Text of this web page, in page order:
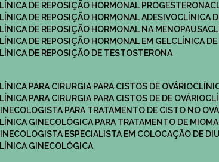
CLÍNICA DE REPOSIÇÃO HORMONAL PROGESTERONA
CLÍNICA DE REPOSIÇÃO HORMONAL ADESIVO
CLÍNICA
CLÍNICA DE REPOSIÇÃO HORMONAL NA MENOPAUSA
CLÍNICA DE REPOSIÇÃO HORMONAL EM GEL
CLÍNICA
CLÍNICA DE REPOSIÇÃO DE TESTOSTERONA
CLÍNICA PARA CIRURGIA PARA CISTOS DE OVÁRIO
CLÍNICA PARA CIRURGIA PARA CISTOS DE DE OVÁRIO
GINECOLOGISTA PARA TRATAMENTO DE CISTO NO
CLÍNICA GINECOLÓGICA PARA TRATAMENTO DE MIOMA
GINECOLOGISTA ESPECIALISTA EM COLOCAÇÃO DE DIU
CLÍNICA GINECOLÓGICA